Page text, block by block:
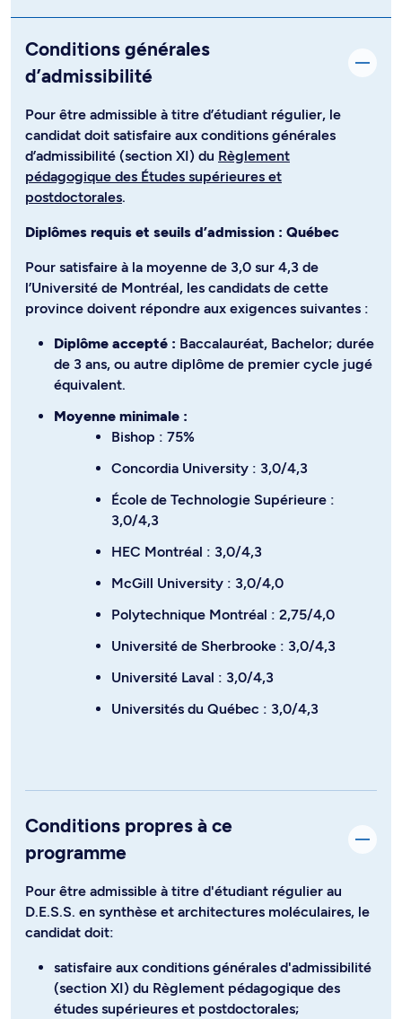
Conditions générales
d’admissibilité
Pour être admissible à titre d’étudiant régulier, le
candidat doit satisfaire aux conditions générales
d’admissibilité (section XI) du Règlement
pédagogique des Études supérieures et
postdoctorales.
Diplômes requis et seuils d’admission : Québec
Pour satisfaire à la moyenne de 3,0 sur 4,3 de
l’Université de Montréal, les candidats de cette
province doivent répondre aux exigences suivantes :
Diplôme accepté : Baccalauréat, Bachelor; durée
de 3 ans, ou autre diplôme de premier cycle jugé
équivalent.
Moyenne minimale :
Bishop : 75%
Concordia University : 3,0/4,3
École de Technologie Supérieure :
3,0/4,3
HEC Montréal : 3,0/4,3
McGill University : 3,0/4,0
Polytechnique Montréal : 2,75/4,0
Université de Sherbrooke : 3,0/4,3
Université Laval : 3,0/4,3
Universités du Québec : 3,0/4,3
Conditions propres à ce
programme
Pour être admissible à titre d'étudiant régulier au
D.E.S.S. en synthèse et architectures moléculaires, le
candidat doit:
satisfaire aux conditions générales d'admissibilité
(section XI) du Règlement pédagogique des
études supérieures et postdoctorales;